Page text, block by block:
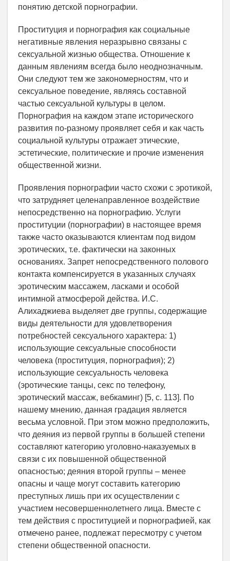
понятию детской порнографии.
Проституция и порнография как социальные
негативные явления неразрывно связаны с
сексуальной жизнью общества. Отношение к
данным явлениям всегда было неоднозначным.
Они следуют тем же закономерностям, что и
сексуальное поведение, являясь составной
частью сексуальной культуры в целом.
Порнография на каждом этапе исторического
развития по-разному проявляет себя и как часть
социальной культуры отражает этические,
эстетические, политические и прочие изменения
общественной жизни.
Проявления порнографии часто схожи с эротикой,
что затрудняет целенаправленное воздействие
непосредственно на порнографию. Услуги
проституции (порнографии) в настоящее время
также часто оказываются клиентам под видом
эротических, т.е. фактически на законных
основаниях. Запрет непосредственного полового
контакта компенсируется в указанных случаях
эротическим массажем, ласками и особой
интимной атмосферой действа. И.С.
Алихаджиева выделяет две группы, содержащие
виды деятельности для удовлетворения
потребностей сексуального характера: 1)
использующие сексуальные способности
человека (проституция, порнография); 2)
использующие сексуальность человека
(эротические танцы, секс по телефону,
эротический массаж, вебкаминг) [5, с. 113]. По
нашему мнению, данная градация является
весьма условной. При этом можно предположить,
что деяния из первой группы в большей степени
составляют категорию уголовно-наказуемых в
связи с их повышенной общественной
опасностью; деяния второй группы – менее
опасны и чаще могут составить категорию
преступных лишь при их осуществлении с
участием несовершеннолетнего лица. Вместе с
тем действия с проституцией и порнографией, как
отмечено ранее, подлежат пересмотру с учетом
степени общественной опасности.